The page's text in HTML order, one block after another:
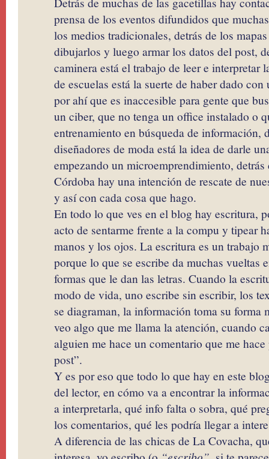
prensa de los eventos difundidos que
los medios tradicionales, detrás de los
dibujarlos y luego armar los datos del post,
caminera está el trabajo de leer e interpretar
de escuelas está la suerte de haber dado
por ahí que es inaccesible para gente que
un ciber, que no tenga un office instalado o
entrenamiento en búsqueda de información,
diseñadores de moda está la idea de darle
empezando un microemprendimiento, detrás
Córdoba hay una intención de rescate de
y así con cada cosa que hago.
En todo lo que ves en el blog hay escritura,
acto de sentarme frente a la compu y tipear
manos y los ojos. La escritura es un trabajo
porque lo que se escribe da muchas vueltas
formas que le dan las letras. Cuando la
modo de vida, uno escribe sin escribir, los
se diagraman, la información toma su forma
veo algo que me llama la atención, cuando
alguien me hace un comentario que me
post”.
Y es por eso que todo lo que hay en este
del lector, en cómo va a encontrar la
a interpretarla, qué info falta o sobra, qué
los comentarios, qué les podría llegar a
A diferencia de las chicas de La Covacha,